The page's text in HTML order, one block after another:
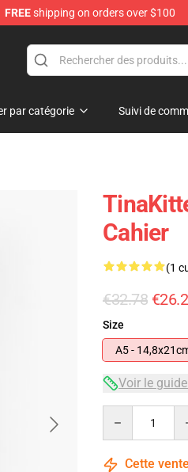
FREEshipping on orders over $100
par catégorie Suivi de
Cahier
(1
€32.78
Size
A5 -
Voir le
Cette